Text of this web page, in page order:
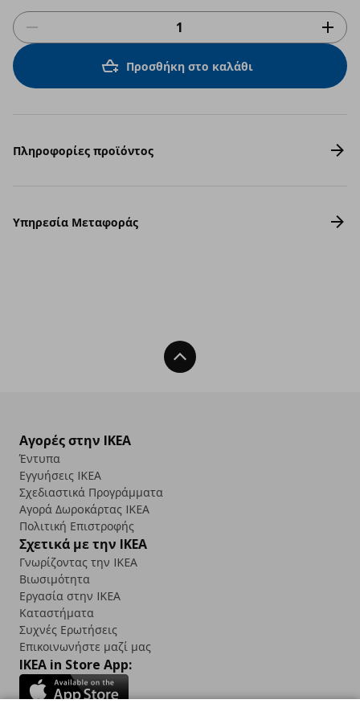
Προσθήκη στο καλάθι
Πληροφορίες προϊόντος
Υπηρεσία Μεταφοράς
Back To Top
Αγορές στην IKEA
Έντυπα
Εγγυήσεις IKEA
Σχεδιαστικά Προγράμματα
Αγορά Δωρoκάρτας IKEA
Πολιτική Επιστροφής
Σχετικά με την IKEA
Γνωρίζοντας την IKEA
Βιωσιμότητα
Εργασία στην IKEA
Καταστήματα
Συχνές Ερωτήσεις
Επικοινωνήστε μαζί μας
IKEA in Store App: